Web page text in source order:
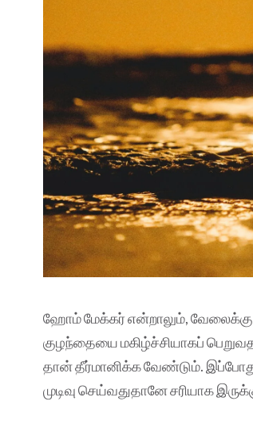
ஹோம் மேக்கர் என்றாலும், வேலைக்கு
குழந்தையை மகிழ்ச்சியாகப்
தான் தீர்மானிக்க வேண்டும்.
முடிவு செய்வதுதானே சரியாக